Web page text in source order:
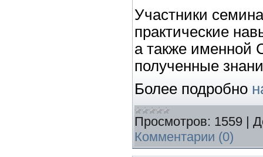
Участники
практические
а также именной
полученные
Более подробно
Просмотров: 1559 |
Комментарии (0)